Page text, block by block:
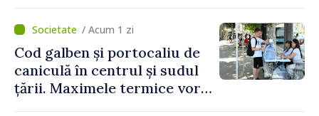
/ Acum 1 zi
Cod galben și portocaliu de
caniculă în centrul și sudul
țării. Maximele termice vor